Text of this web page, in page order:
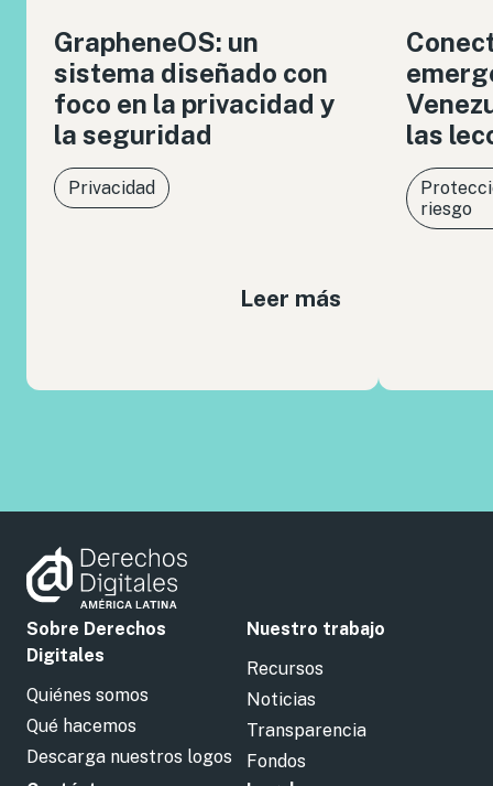
GrapheneOS: un
sistema diseñado con
foco en la privacidad y
la seguridad
Privacidad
Leer más
las
riesgo
Sobre Derechos
Digitales
Quiénes somos
Qué hacemos
Descarga nuestros logos
Nuestro trabajo
Recursos
Noticias
Transparencia
Fondos